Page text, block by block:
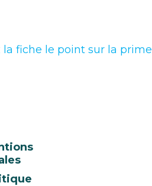
fiche le point sur la prime